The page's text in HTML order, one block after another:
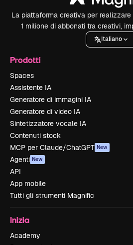
La piattaforma creativa per
1 milione di abbonati tra creativi,
Italiano
Prodotti
Spaces
Assistente IA
Generatore di immagini IA
Generatore di video IA
Sintetizzatore vocale IA
Contenuti stock
MCP per Claude/ChatGPT New
Agenti New
API
App mobile
Tutti gli strumenti Magnific
Inizia
Academy